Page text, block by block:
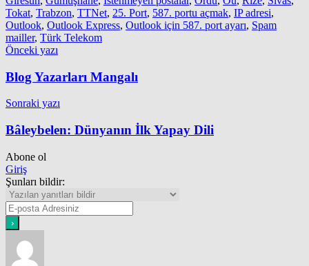
Tokat, Trabzon, TTNet, 25. Port, 587. portu açmak, IP adresi,
Outlook, Outlook Express, Outlook için 587. port ayarı, Spam
mailler, Türk Telekom
Yazı
gezinmesi
Önceki yazı
Blog Yazarları Mangalı
Sonraki yazı
Bâleybelen: Dünyanın İlk Yapay Dili
Abone ol
Giriş
Şunları bildir: